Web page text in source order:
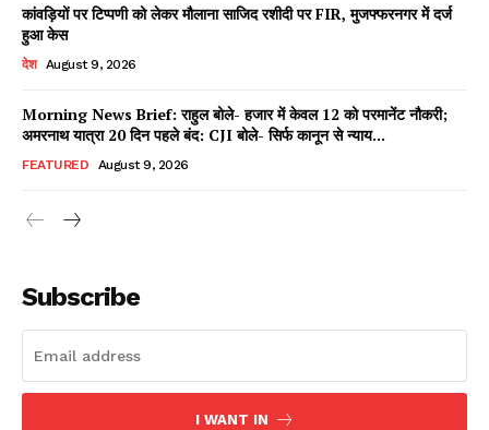
Facebook
X WhatsApp
Read Latest News on AIN
कांवड़ियों पर टिप्पणी को लेकर मौलाना साजिद रशीदी पर FIR, मुजफ्फरनगर में दर्ज
हुआ केस
देश August 9, 2026
Morning News Brief: राहुल बोले- हजार में केवल 12 को परमानेंट नौकरी;
अमरनाथ यात्रा 20 दिन पहले बंद: CJI बोले- सिर्फ कानून से न्याय...
FEATURED August 9, 2026
Subscribe
I WANT IN